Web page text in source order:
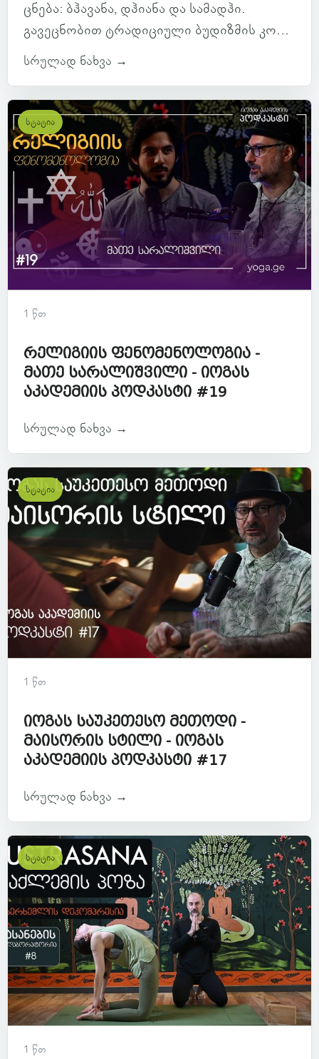
ცნება: ბჰავანა, დჰიანა და სამადჰი.
გავეცნობით ტრადიციული ბუდიზმის კო...
სრულად ნახვა →
სტატია
1 წთ
რელიგიის ფენომენოლოგია -
მათე სარალიშვილი - იოგას
აკადემიის პოდკასტი #19
სრულად ნახვა →
სტატია
1 წთ
იოგას საუკეთესო მეთოდი -
მაისორის სტილი - იოგას
აკადემიის პოდკასტი #17
სრულად ნახვა →
სტატია
1 წთ